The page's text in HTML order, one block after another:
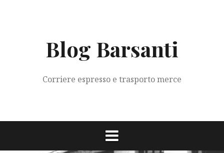
Blog Barsanti
Corriere espresso e trasporto merce